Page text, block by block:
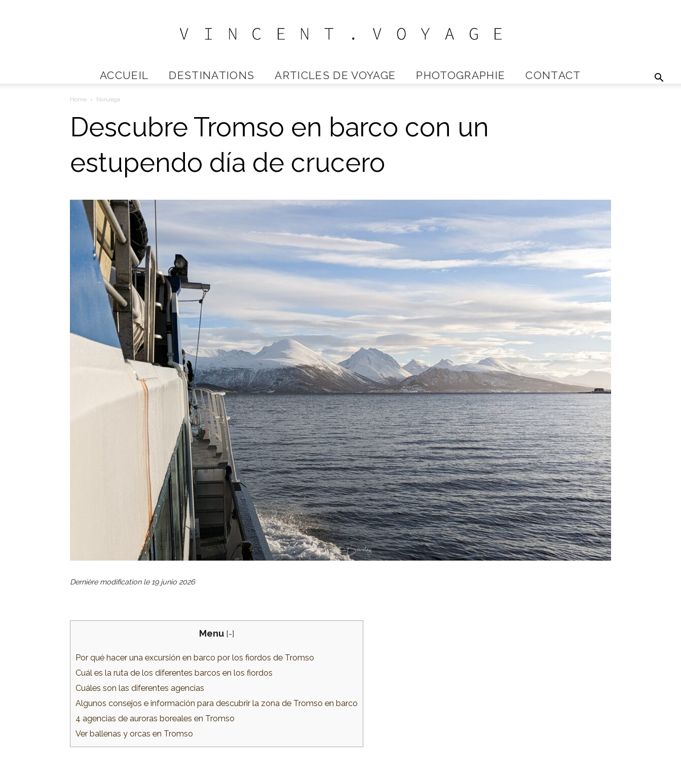
Vincent
ACCUEIL DESTINATIONS ARTICLES DE VOYAGE PHOTOGRAPHIE CONTACT
Home Noruega
Descubre Tromso en barco con un
estupendo día de crucero
Dernière modification le 19 junio 2026
Menu [-]
Por qué hacer una excursión en barco por los fiordos de Tromso
Cuál es la ruta de los diferentes barcos en los fiordos
Cuáles son las diferentes agencias
Algunos consejos e información para descubrir la zona de Tromso en barco
4 agencias de auroras boreales en Tromso
Ver ballenas y orcas en Tromso